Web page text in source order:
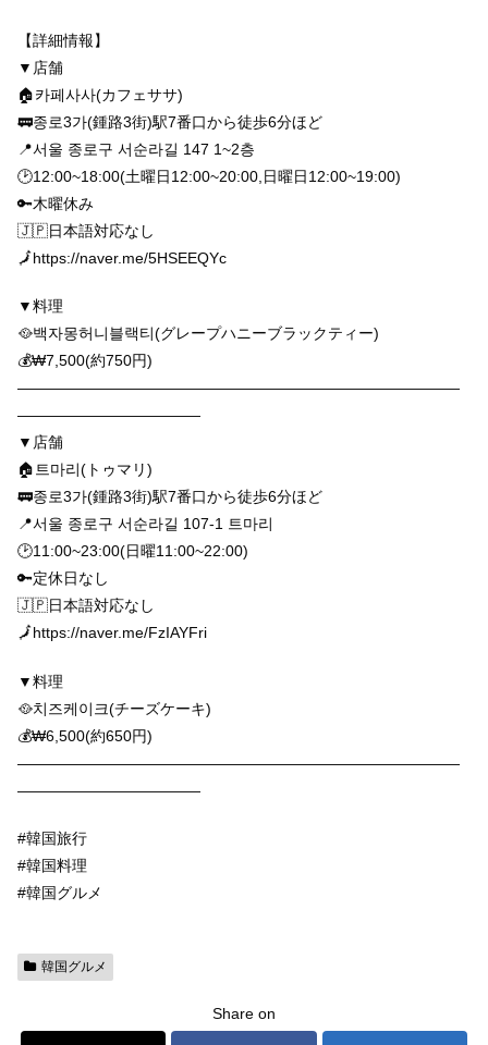
【詳細情報】
▼店舗
🏠카페사사(カフェササ)
🚃종로3가(鍾路3街)駅7番口から徒歩6分ほど
📍서울 종로구 서순라길 147 1~2층
🕑12:00~18:00(土曜日12:00~20:00,日曜日12:00~19:00)
🔑木曜休み
🇯🇵日本語対応なし
🗾https://naver.me/5HSEEQYc
▼料理
🥘백자몽허니블랙티(グレープハニーブラックティー)
💰₩7,500(約750円)
—————————————————————————————
————————————
▼店舗
🏠트마리(トゥマリ)
🚃종로3가(鍾路3街)駅7番口から徒歩6分ほど
📍서울 종로구 서순라길 107-1 트마리
🕑11:00~23:00(日曜11:00~22:00)
🔑定休日なし
🇯🇵日本語対応なし
🗾https://naver.me/FzIAYFri
▼料理
🥘치즈케이크(チーズケーキ)
💰₩6,500(約650円)
—————————————————————————————
————————————
#韓国旅行
#韓国料理
#韓国グルメ
韓国グルメ
Share on